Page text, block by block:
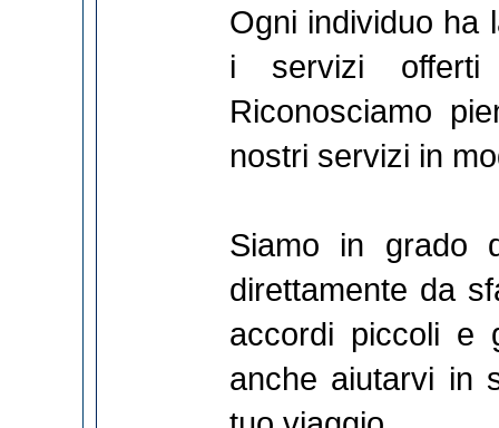
Ogni individuo ha
i servizi offerti
Riconosciamo
nostri servizi in
Siamo in grado
direttamente da
accordi piccoli e
anche aiutarvi in